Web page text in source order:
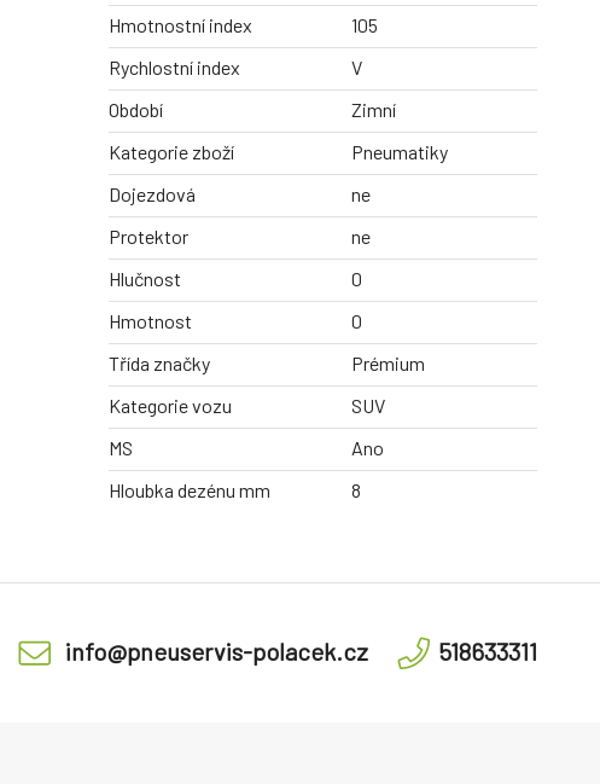
Hmotnostní index
105
Rychlostní index
V
Období
Zimní
Kategorie zboží
Pneumatiky
Dojezdová
ne
Protektor
ne
Hlučnost
0
Hmotnost
0
Třída značky
Prémium
Kategorie vozu
SUV
MS
Ano
Hloubka dezénu mm
8
info@pneuservis-polacek.cz 518633311